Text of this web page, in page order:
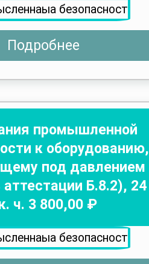
Подробнее
промышленной
к оборудованию,
под давлением
Б.8.2), 24
ч. 3 800,00 ₽